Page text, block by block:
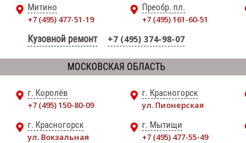
Митино
+7 (495) 477-51-19
Преобр. пл.
+7 (495) 161-60-51
Кузовной ремонт +7 (495) 374-98-07
МОСКОВСКАЯ ОБЛАСТЬ
г. Королёв
+7 (495) 150-80-09
г. Красногорск
ул. Пионерская
г. Красногорск
ул. Вокзальная
г. Мытищи
+7 (495) 477-55-49